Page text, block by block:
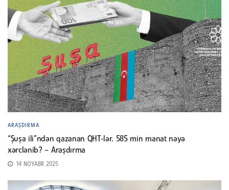
ARAŞDIRMA
“Şuşa ili”ndən qazanan QHT-lər. 585 min manat nəyə
xərclənib? – Araşdırma
14 NOYABR 2025